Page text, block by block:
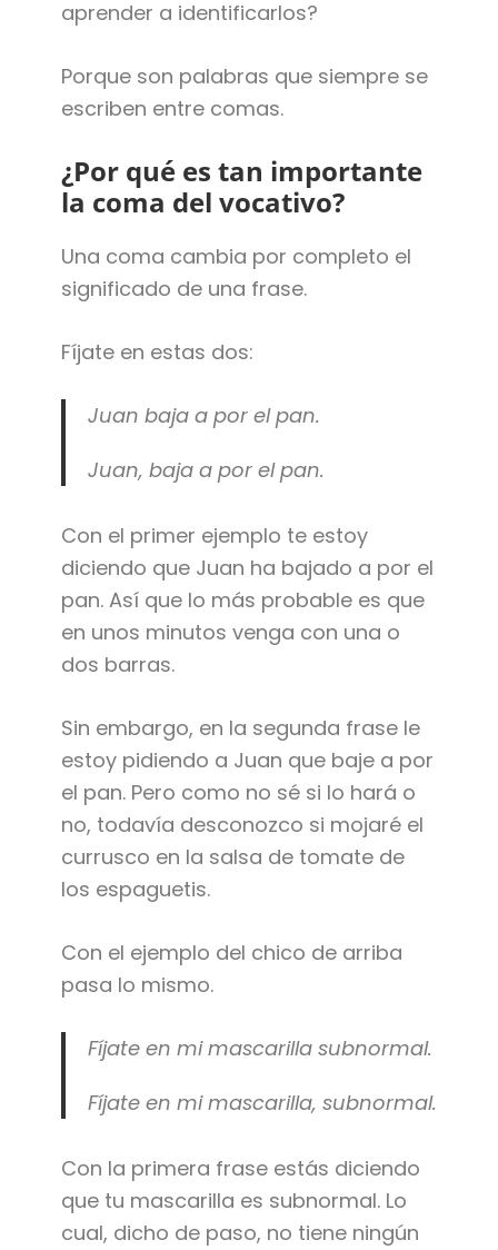
aprender a identificarlos?
Porque son palabras que siempre se
escriben entre comas.
¿Por qué es tan importante
la coma del vocativo?
Una coma cambia por completo el
significado de una frase.
Fíjate en estas dos:
Juan baja a por el pan.
Juan, baja a por el pan.
Con el primer ejemplo te estoy
diciendo que Juan ha bajado a por el
pan. Así que lo más probable es que
en unos minutos venga con una o
dos barras.
Sin embargo, en la segunda frase le
estoy pidiendo a Juan que baje a por
el pan. Pero como no sé si lo hará o
no, todavía desconozco si mojaré el
currusco en la salsa de tomate de
los espaguetis.
Con el ejemplo del chico de arriba
pasa lo mismo.
Fíjate en mi mascarilla subnormal.
Fíjate en mi mascarilla, subnormal.
Con la primera frase estás diciendo
que tu mascarilla es subnormal. Lo
cual, dicho de paso, no tiene ningún